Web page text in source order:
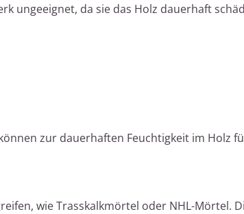
ungeeignet, da sie das Holz dauerhaft
zur dauerhaften Feuchtigkeit im Holz
wie Trasskalkmörtel oder NHL-Mörtel.